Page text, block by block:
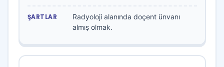
Radyoloji alanında doçent ünvanı
almış olmak.